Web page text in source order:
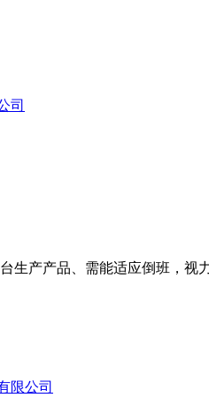
司
生产产品、需能适应倒班，视
限公司